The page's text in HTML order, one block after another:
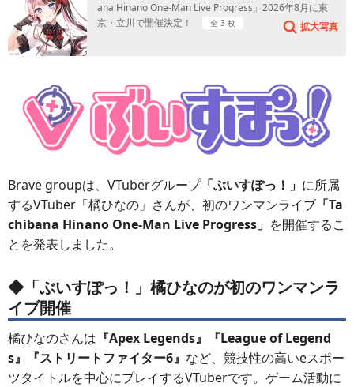
ana Hinano One-Man Live Progress」2026年8月に東
京・立川で開催決定！
全 3 枚 拡大写真
Brave groupは、VTuberグループ「ぶいすぽっ！」 に所属
するVTuber「橘ひなの」さんが、初のワンマンライブ 「Ta
chibana Hinano One-Man Live Progress」 を開催するこ
とを発表しました。
◆「ぶいすぽっ！」橘ひなのが初のワンマンラ
イブ開催
橘ひなのさんは 『Apex Legends』『League of Legend
s』『ストリートファイター6』 など、競技性の高いeスポー
ツタイトルを中心にプレイするVTuberです。ゲーム活動に